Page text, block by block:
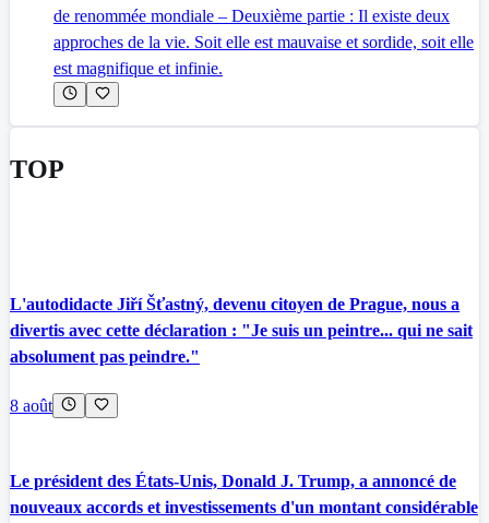
de renommée mondiale – Deuxième partie : Il existe deux
approches de la vie. Soit elle est mauvaise et sordide, soit elle
est magnifique et infinie.
TOP
L'autodidacte Jiří Šťastný, devenu citoyen de Prague, nous a
divertis avec cette déclaration : "Je suis un peintre... qui ne sait
absolument pas peindre."
8 août
Le président des États-Unis, Donald J. Trump, a annoncé de
nouveaux accords et investissements d'un montant considérable